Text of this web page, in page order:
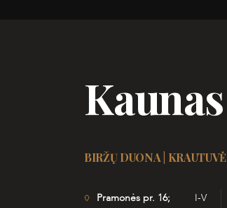
Kaunas
BIRŽŲ DUONA | KRAUTUVĖ
Pramonės pr. 16;
I-V